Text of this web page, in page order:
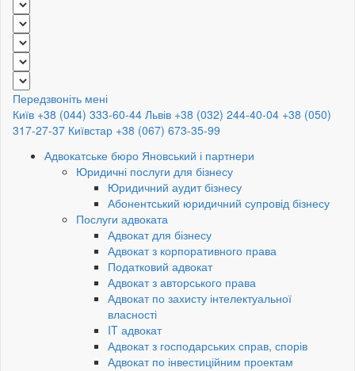
Передзвоніть мені
Київ +38 (044) 333-60-44 Львів +38 (032) 244-40-04 +38 (050)
317-27-37 Київстар +38 (067) 673-35-99
Адвокатське бюро Яновський і партнери
Юридичні послуги для бізнесу
Юридичний аудит бізнесу
Абонентський юридичний супровід бізнесу
Послуги адвоката
Адвокат для бізнесу
Адвокат з корпоративного права
Податковий адвокат
Адвокат з авторського права
Адвокат по захисту інтелектуальної
власності
IT адвокат
Адвокат з господарських справ, спорів
Адвокат по інвестиційним проектам